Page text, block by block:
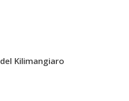
Kilimangiaro